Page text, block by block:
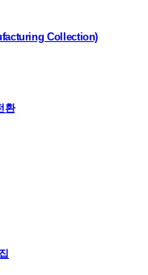
Collection)
환